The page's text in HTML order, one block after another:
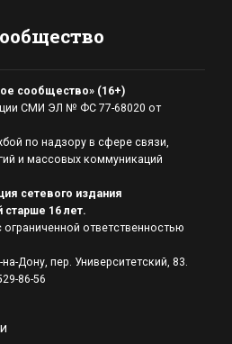
сообщество» (16+)
СМИ ЭЛ № ФС 77-68020 от
по надзору в сфере связи,
и массовых коммуникаций
сетевого издания
старше 16 лет.
ответственностью
на-Дону, пер. Университетский, 83.
86-56